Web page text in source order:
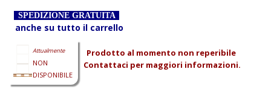
SPEDIZIONE GRATUITA
anche su tutto il carrello
Attualmente
NON
DISPONIBILE
Prodotto al momento non reperibile
Contattaci per maggiori informazioni.